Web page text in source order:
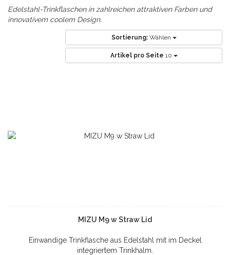
Edelstahl-Trinkflaschen in zahlreichen attraktiven Farben und
innovativem coolem Design.
Sortierung: Wählen
Artikel pro Seite 10
MIZU M9 w Straw Lid
Einwandige Trinkflasche aus Edelstahl mit im Deckel
integriertem Trinkhalm.